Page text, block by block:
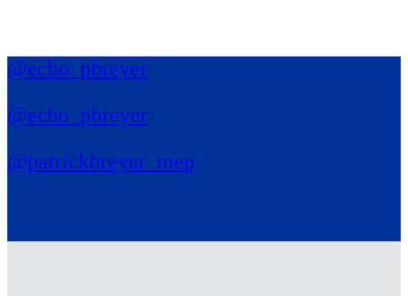
@echo_pbreyer
@echo_pbreyer
@patrickbreyer_mep